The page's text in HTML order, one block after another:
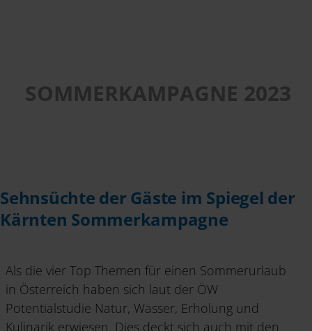
SOMMERKAMPAGNE 2023
Sehnsüchte der Gäste im Spiegel der
Kärnten Sommerkampagne
Als die vier Top Themen für einen Sommerurlaub
in Österreich haben sich laut der ÖW
Potentialstudie Natur, Wasser, Erholung und
Kulinarik erwiesen. Dies deckt sich auch mit den